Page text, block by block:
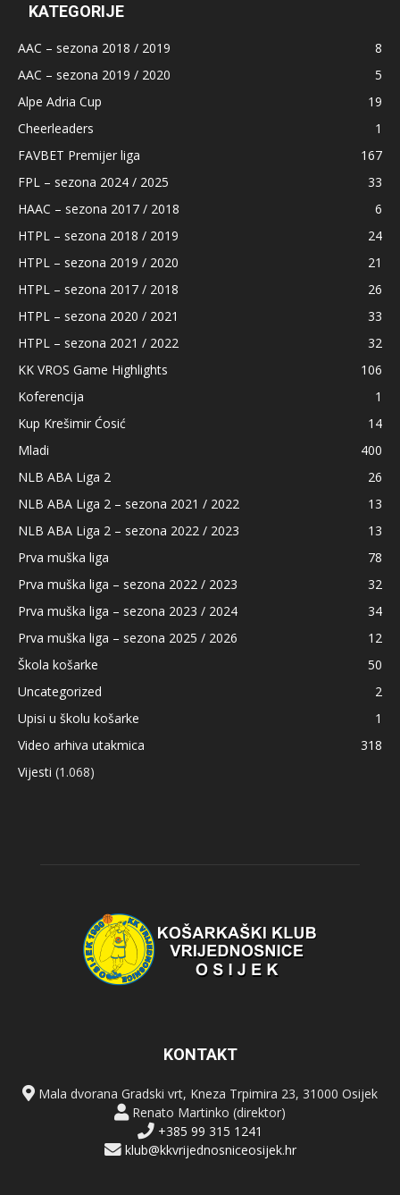
KATEGORIJE
AAC – sezona 2018 / 2019
8
AAC – sezona 2019 / 2020
5
Alpe Adria Cup
19
Cheerleaders
1
FAVBET Premijer liga
167
FPL – sezona 2024 / 2025
33
HAAC – sezona 2017 / 2018
6
HTPL – sezona 2018 / 2019
24
HTPL – sezona 2019 / 2020
21
HTPL – sezona 2017 / 2018
26
HTPL – sezona 2020 / 2021
33
HTPL – sezona 2021 / 2022
32
KK VROS Game Highlights
106
Koferencija
1
Kup Krešimir Ćosić
14
Mladi
400
NLB ABA Liga 2
26
NLB ABA Liga 2 – sezona 2021 / 2022
13
NLB ABA Liga 2 – sezona 2022 / 2023
13
Prva muška liga
78
Prva muška liga – sezona 2022 / 2023
32
Prva muška liga – sezona 2023 / 2024
34
Prva muška liga – sezona 2025 / 2026
12
Škola košarke
50
Uncategorized
2
Upisi u školu košarke
1
Video arhiva utakmica
318
Vijesti (1.068)
KONTAKT
Mala dvorana Gradski vrt, Kneza Trpimira 23, 31000 Osijek
Renato Martinko (direktor)
+385 99 315 1241
klub@kkvrijednosniceosijek.hr